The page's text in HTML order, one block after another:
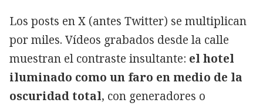
Los posts en X (antes Twitter) se multiplican
por miles. Vídeos grabados desde la calle
muestran el contraste insultante: el hotel
iluminado como un faro en medio de la
oscuridad total, con generadores o